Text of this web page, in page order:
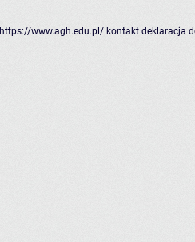
https://www.agh.edu.pl/ kontakt deklaracja